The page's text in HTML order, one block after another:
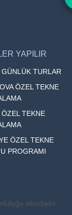
YAPILIR
GÜNLÜK TURLAR
ÖZEL TEKNE
ÖZEL TEKNE
ÖZEL TEKNE
PROGRAMI
altındadır.